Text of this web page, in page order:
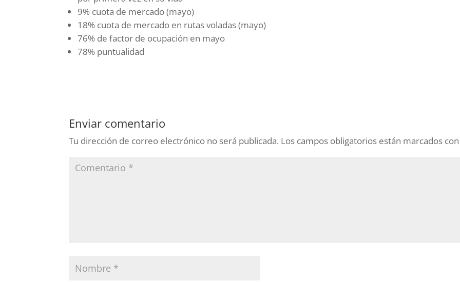
9% cuota de mercado (mayo)
18% cuota de mercado en rutas voladas (mayo)
76% de factor de ocupación en mayo
78% puntualidad
Enviar comentario
Tu dirección de correo electrónico no será publicada. Los campos obligatorios están marcados